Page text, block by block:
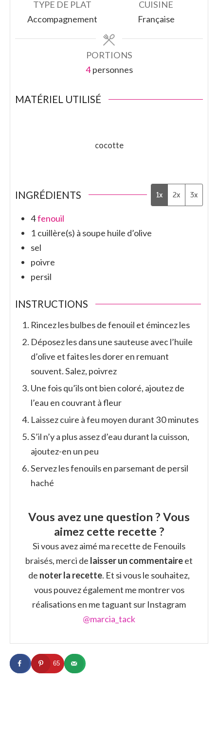
TYPE DE PLAT
Accompagnement
CUISINE
Française
PORTIONS
4 personnes
MATÉRIEL UTILISÉ
cocotte
INGRÉDIENTS 1x 2x 3x
4fenouil
1 cuillère(s) à soupe huile d’olive
sel
poivre
persil
INSTRUCTIONS
Rincez les bulbes de fenouil et émincez les
Déposez les dans une sauteuse avec l’huile
d’olive et faites les dorer en remuant
souvent. Salez, poivrez
Une fois qu’ils ont bien coloré, ajoutez de
l’eau en couvrant à fleur
Laissez cuire à feu moyen durant 30 minutes
S’il n’y a plus assez d’eau durant la cuisson,
ajoutez-en un peu
Servez les fenouils en parsemant de persil
haché
Vous avez une question ? Vous
aimez cette recette ?
Si vous avez aimé ma recette de Fenouils
braisés, merci de laisser un commentaireet
de noter la recette. Et si vous le souhaitez,
vous pouvez également me montrer vos
réalisations en me taguant sur Instagram
@marcia_tack
65